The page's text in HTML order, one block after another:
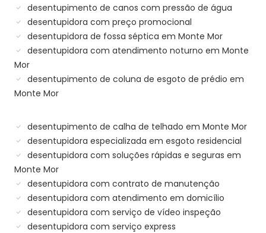
desentupimento de canos com pressão de água
desentupidora com preço promocional
desentupidora de fossa séptica em Monte Mor
desentupidora com atendimento noturno em Monte
Mor
desentupimento de coluna de esgoto de prédio em
Monte Mor
desentupimento de calha de telhado em Monte Mor
desentupidora especializada em esgoto residencial
desentupidora com soluções rápidas e seguras em
Monte Mor
desentupidora com contrato de manutenção
desentupidora com atendimento em domicílio
desentupidora com serviço de vídeo inspeção
desentupidora com serviço express